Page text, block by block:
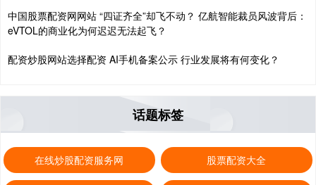
中国股票配资网网站 “四证齐全”却飞不动？ 亿航智能裁员风波背后：
eVTOL的商业化为何迟迟无法起飞？
配资炒股网站选择配资 AI手机备案公示 行业发展将有何变化？
话题标签
在线炒股配资服务网 股票配资大全